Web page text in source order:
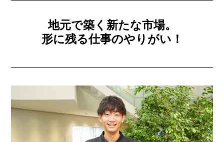
地元で築く新たな市場。
形に残る仕事のやりがい！